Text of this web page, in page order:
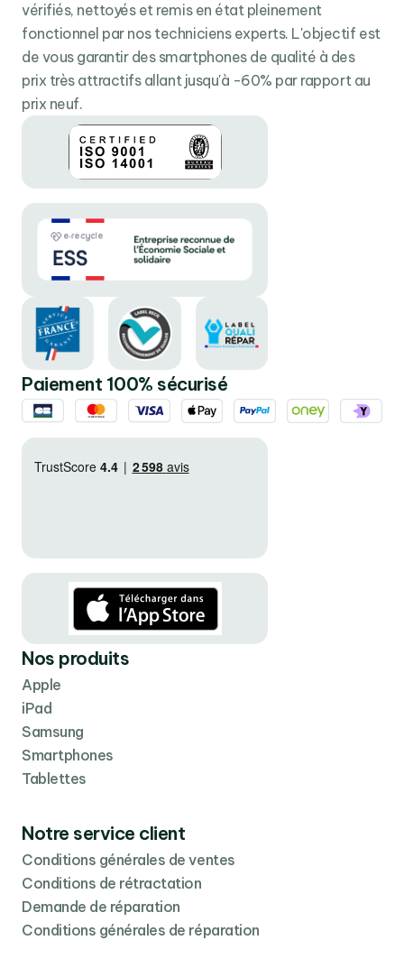
vérifiés, nettoyés et remis en état pleinement
fonctionnel par nos techniciens experts. L'objectif est
de vous garantir des smartphones de qualité à des
prix très attractifs allant jusqu'à -60% par rapport au
prix neuf.
Paiement 100% sécurisé
Nos produits
Apple
iPad
Samsung
Smartphones
Tablettes
Notre service client
Conditions générales de ventes
Conditions de rétractation
Demande de réparation
Conditions générales de réparation